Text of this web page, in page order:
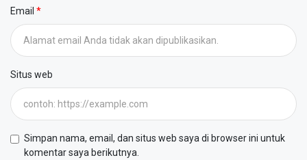
Email
Situs web
Simpan nama, email, dan situs web saya di browser ini untuk
komentar saya berikutnya.